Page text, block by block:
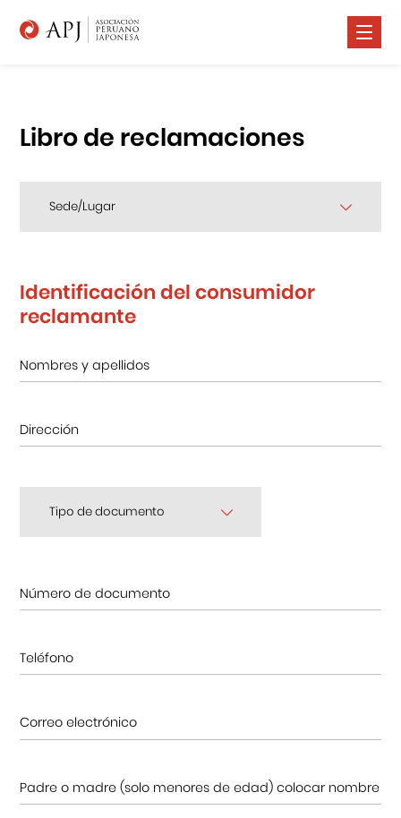
Cursos
Salud
Contáctanos
Centro Cultural Peruano Japonés
Cursos
Museo de la Inmigración Japonesa
Teatro Peruano Japonés
Libro de reclamaciones
Sede/Lugar
Identificación del consumidor
reclamante
Tipo de documento